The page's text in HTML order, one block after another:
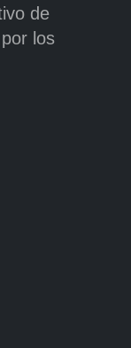
de
los